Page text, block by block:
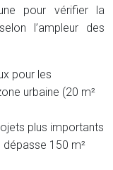
pour vérifier la
l’ampleur des
pour les
urbaine (20 m²
plus importants
150 m²